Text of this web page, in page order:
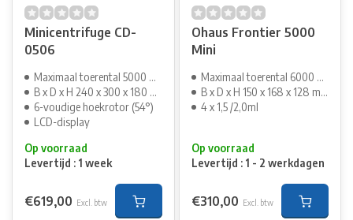
Minicentrifuge CD-
0506
Maximaal toerental 5000 min¹
B x D x H 240 x 300 x 180 mm
6-voudige hoekrotor (54°)
LCD-display
Op voorraad
Levertijd : 1 week
€619,00 Excl. btw
Ohaus Frontier 5000
Mini
Maximaal toerental 6000 min¹
B x D x H 150 x 168 x 128 mm
4 x 1,5 /2,0ml
Op voorraad
Levertijd : 1 - 2 werkdagen
€310,00 Excl. btw